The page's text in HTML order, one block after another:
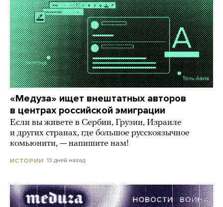
«Медуза» ищет внештатных авторов
в центрах российской эмиграции
Если вы живете в Сербии, Грузии, Израиле
и других странах, где большое русскоязычное
комьюнити, — напишите нам!
ИСТОРИИ 13 дней назад